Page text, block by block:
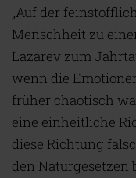
„Auf der
Menschheit zu
Lazarev zum
wenn die
früher chaotisch
eine einheitliche
diese Richtung
den Naturgesetzen